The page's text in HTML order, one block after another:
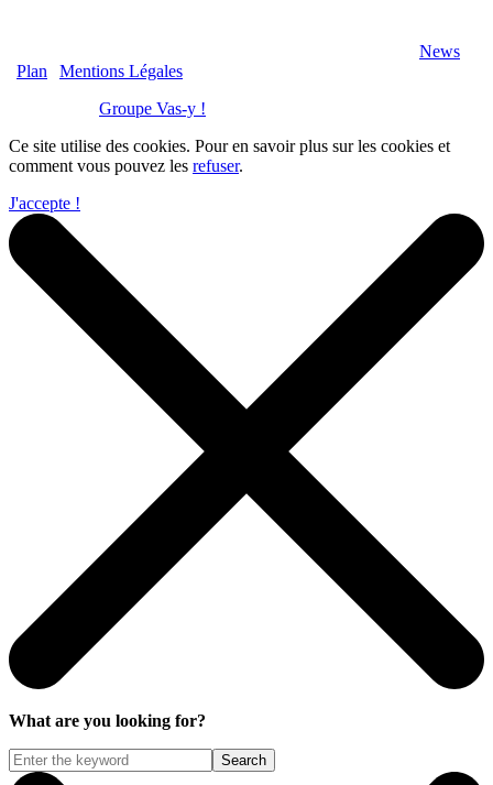
News
Plan
Mentions Légales
Groupe Vas-y !
Ce site utilise des cookies. Pour en savoir plus sur les cookies et
comment vous pouvez les refuser.
J'accepte !
What are you looking for?
Search